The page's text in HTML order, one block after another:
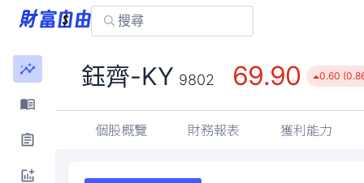
鈺齊-KY 9802 69.90 0.60
個股概覽 財務報表 獲利能力